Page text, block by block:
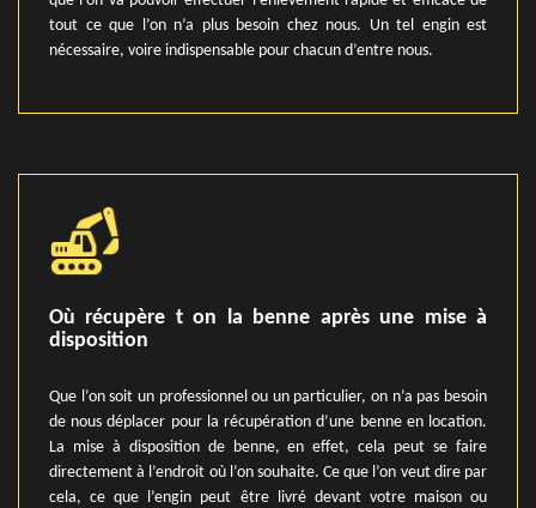
tout ce que l’on n’a plus besoin chez nous. Un tel engin est
nécessaire, voire indispensable pour chacun d’entre nous.
Où récupère t on la benne après une mise à
disposition
Que l’on soit un professionnel ou un particulier, on n’a pas besoin
de nous déplacer pour la récupération d’une benne en location.
La mise à disposition de benne, en effet, cela peut se faire
directement à l’endroit où l’on souhaite. Ce que l’on veut dire par
cela, ce que l’engin peut être livré devant votre maison ou